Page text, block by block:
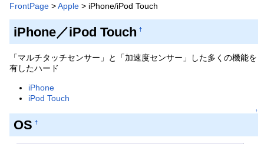
FrontPage >Apple > iPhone/iPod Touch
iPhone／iPod Touch †
「マルチタッチセンサー」と「加速度センサー」した多くの機能を
有したハード
iPhone
iPod Touch
↑
OS †